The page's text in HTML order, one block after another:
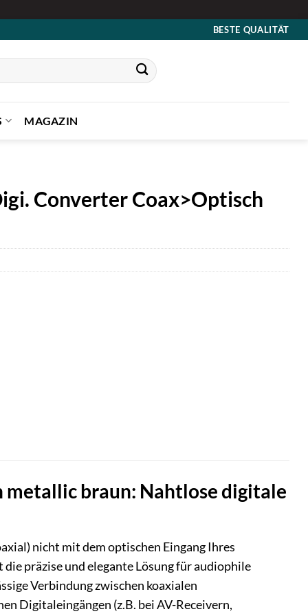
BESTE QUALITÄT
MAGAZIN
Converter Coax>Optisch
metallic braun: Nahtlose digitale
nicht mit dem optischen Eingang Ihres
präzise und elegante Lösung für audiophile
Verbindung zwischen koaxialen
Digitaleingängen (z.B. bei AV-Receivern,